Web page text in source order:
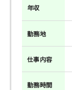
年収
勤務地
仕事内容
勤務時間